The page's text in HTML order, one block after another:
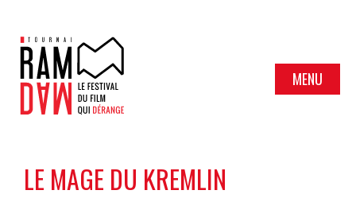
MENU
LE MAGE DU KREMLIN